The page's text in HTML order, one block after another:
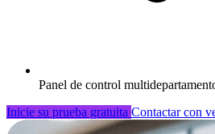
Panel de control
Inicie su prueba gratuita Contactar con